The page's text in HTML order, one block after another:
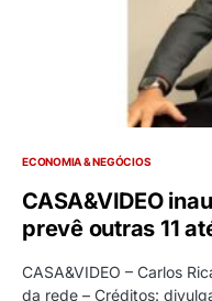
ECONOMIA & NEGÓCIOS
CASA&VIDEO
prevê outras 11
CASA&VIDEO – Carlos
da rede – Créditos: